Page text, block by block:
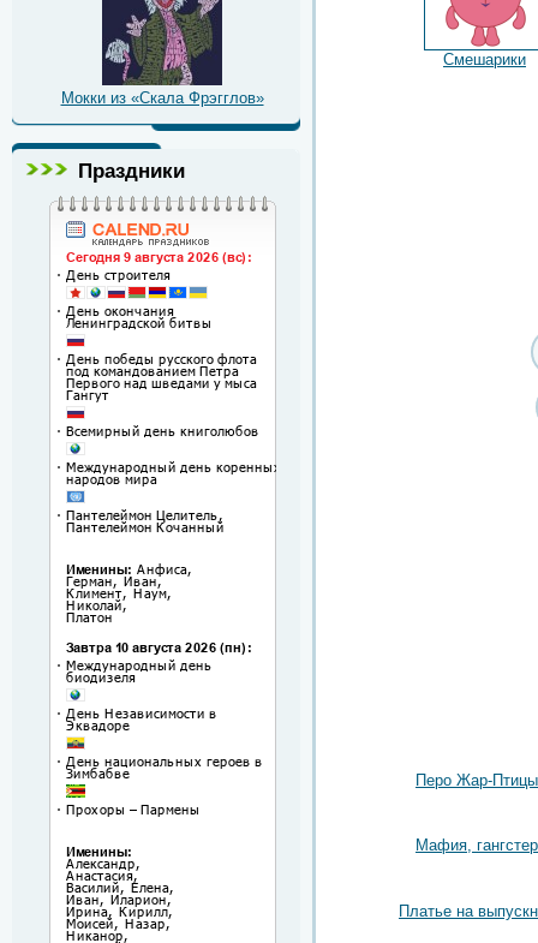
Мокки из «Скала Фрэгглов»
Праздники
Смешарики
Перо Жар-Птицы
Мафия, гангстер
Платье на